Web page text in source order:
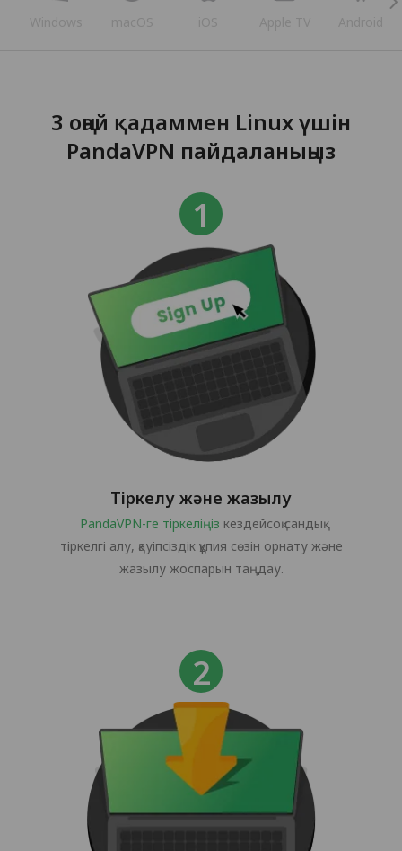
Windows macOS iOS Apple TV Android
3 оңай қадаммен Linux үшін
PandaVPN пайдаланыңыз
Тіркелу және жазылу
PandaVPN-ге тіркеліңіз кездейсоқ сандық
тіркелгі алу, қауіпсіздік құпия сөзін орнату және
жазылу жоспарын таңдау.